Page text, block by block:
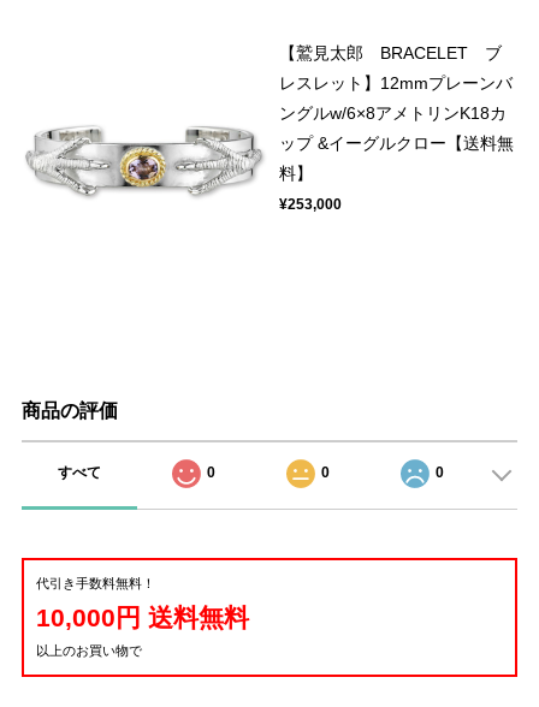
【鷲見太郎 BRACELET ブ
レスレット】12mmプレーンバ
ングルw/6×8アメトリンK18カ
ップ &イーグルクロー【送料無
料】
¥253,000
商品の評価
すべて 0 0 0
代引き手数料無料！
10,000円 送料無料
以上のお買い物で